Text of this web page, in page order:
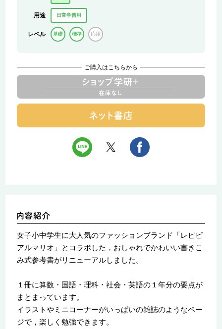
用途 日常学習用
レベル 基礎 標準 応用
ご購入はこちらから
女子小中学生に大人気のファッションブランド「レピピ
アルマリオ」とコラボした，おしゃれでかわいい書きこ
み式参考書がリニューアルしました。
１冊に算数・国語・理科・社会・英語の１年分の要点が
まとまっています。
イラストやミニコーナーがいっぱいの雑誌のようなペー
ジで，楽しく勉強できます。